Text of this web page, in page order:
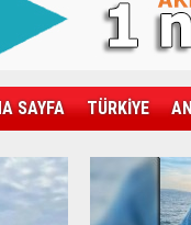
SAYFA TÜRKİYE
ÜRÜNÜ SAĞLIK